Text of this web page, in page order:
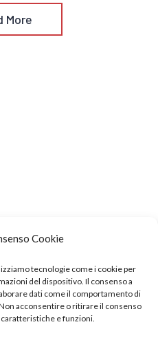
Cookie
tecnologie come i cookie per
del dispositivo. Il consenso a
dati come il comportamento di
acconsentire o ritirare il consenso
e funzioni.
More
Contact